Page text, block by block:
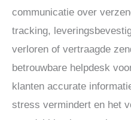
communicatie over
tracking,
verloren of vertraagde
betrouwbare helpdesk
klanten accurate
stress vermindert en het